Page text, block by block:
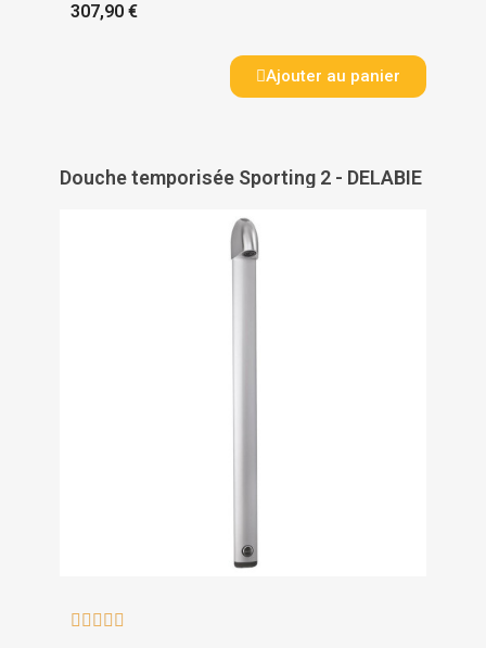
307,90 €
Ajouter au panier
Douche temporisée Sporting 2 - DELABIE
    